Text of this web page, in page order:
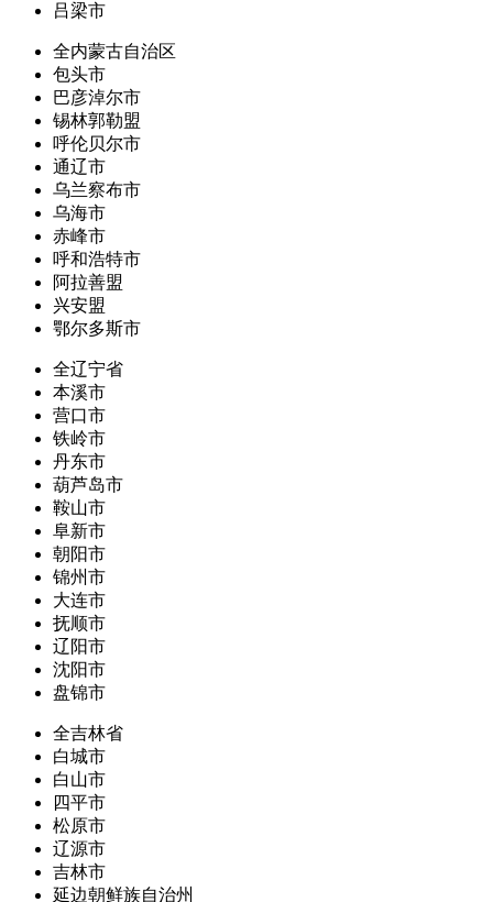
吕梁市
全内蒙古自治区
包头市
巴彦淖尔市
锡林郭勒盟
呼伦贝尔市
通辽市
乌兰察布市
乌海市
赤峰市
呼和浩特市
阿拉善盟
兴安盟
鄂尔多斯市
全辽宁省
本溪市
营口市
铁岭市
丹东市
葫芦岛市
鞍山市
阜新市
朝阳市
锦州市
大连市
抚顺市
辽阳市
沈阳市
盘锦市
全吉林省
白城市
白山市
四平市
松原市
辽源市
吉林市
延边朝鲜族自治州